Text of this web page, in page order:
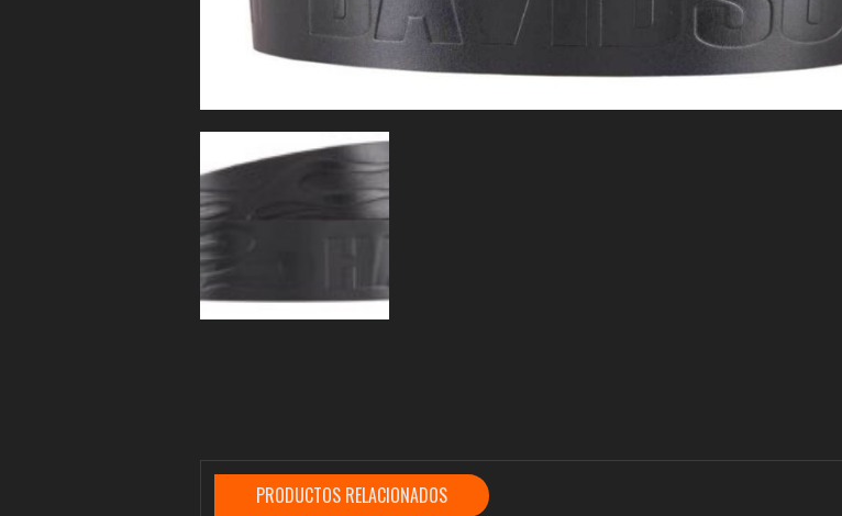
PRODUCTOS RELACIONADOS